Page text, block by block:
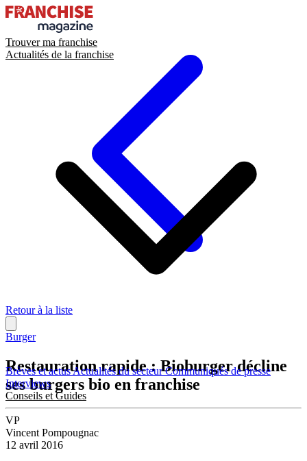
Trouver ma franchise
Actualités de la franchise
Brèves et actusActualités du secteurCommuniqués de presse
Interviews
Conseils et Guides
Retour à la liste
Burger
Restauration rapide : Bioburger décline
ses burgers bio en franchise
VP
Vincent Pompougnac
12 avril 2016